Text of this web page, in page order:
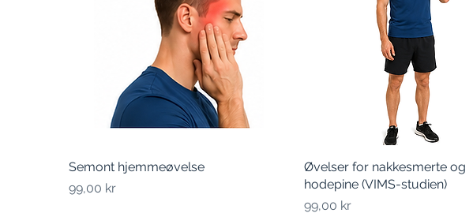
Hurtigvisning
Semont hjemmeøvelse
Pris
99,00 kr
Hurtigvisning
Øvelser for nakkesmerte og
hodepine (VIMS-studien)
Pris
99,00 kr